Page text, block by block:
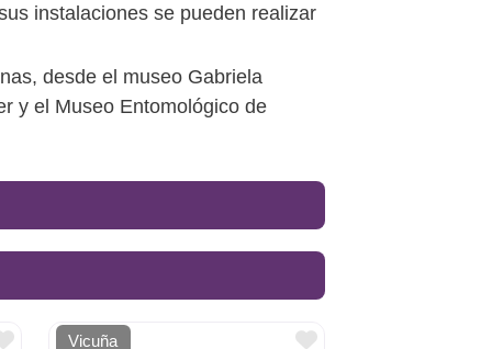
instalaciones se pueden realizar
desde el museo Gabriela
y el Museo Entomológico de
FavoritoVicuña Favorito